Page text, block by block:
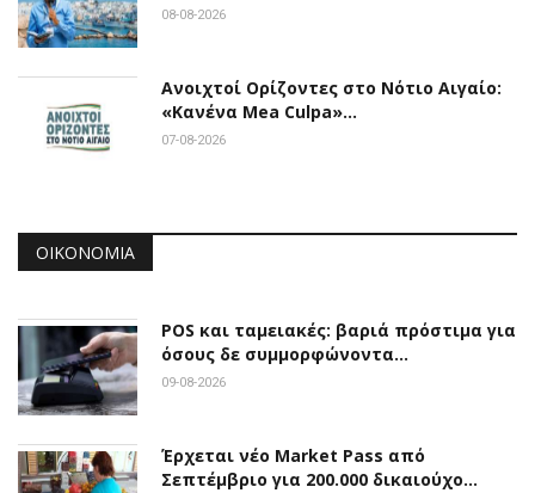
08-08-2026
Ανοιχτοί Ορίζοντες στο Νότιο Αιγαίο:
«Κανένα Mea Culpa»…
07-08-2026
ΟΙΚΟΝΟΜΊΑ
POS και ταμειακές: βαριά πρόστιμα για
όσους δε συμμορφώνοντα…
09-08-2026
Έρχεται νέο Market Pass από
Σεπτέμβριο για 200.000 δικαιούχο…